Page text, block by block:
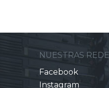
NUESTRAS
Facebook
Instagram